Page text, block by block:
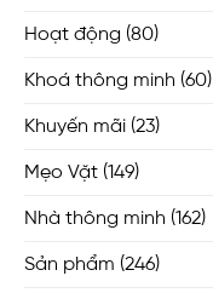
Hoạt động (80)
Khoá thông minh (60)
Khuyến mãi (23)
Mẹo Vặt (149)
Nhà thông minh (162)
Sản phẩm (246)